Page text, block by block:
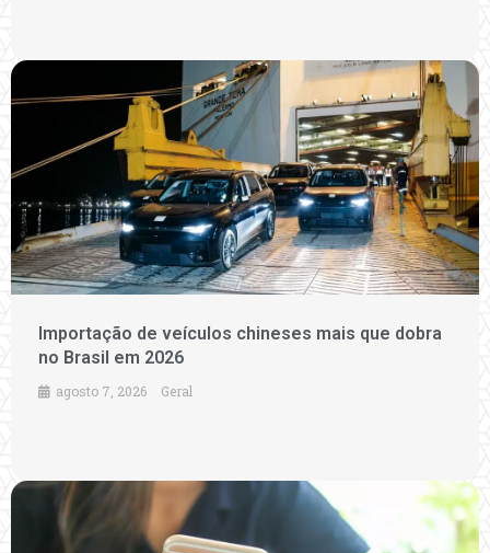
Importação de veículos chineses mais que dobra
no Brasil em 2026
agosto 7, 2026 Geral